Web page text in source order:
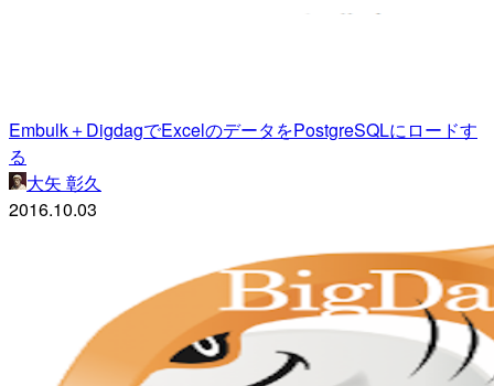
Embulk＋DigdagでExcelのデータをPostgreSQLにロードす
る
大矢 彰久
2016.10.03